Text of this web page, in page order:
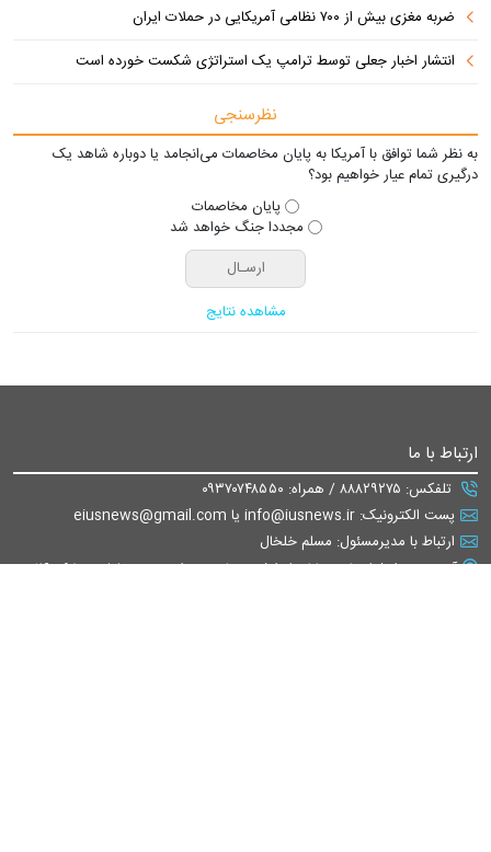
ضربه مغزی بیش از ۷۰۰ نظامی آمریکایی در حملات ایران
انتشار اخبار جعلی توسط ترامپ یک استراتژی شکست خورده است
نظرسنجی
به نظر شما توافق با آمریکا به پایان مخاصمات می‌انجامد یا دوباره شاهد یک
درگیری تمام عیار خواهیم بود؟
پایان مخاصمات
مجددا جنگ خواهد شد
مشاهده نتایج
ارتباط با ما
تلفکس: ۸۸۸۲۹۲۷۵ / همراه: ۰۹۳۷۰۷۴۸۵۵۰
پست الکترونیک: info@iusnews.ir یا eiusnews@gmail.com
ارتباط با مدیرمسئول: مسلم خلخال
آدرس: تهران/ انتهای خیابان ایرانشهر - پایین تر از مسجد جلیلی - پلاک ۲۶ -